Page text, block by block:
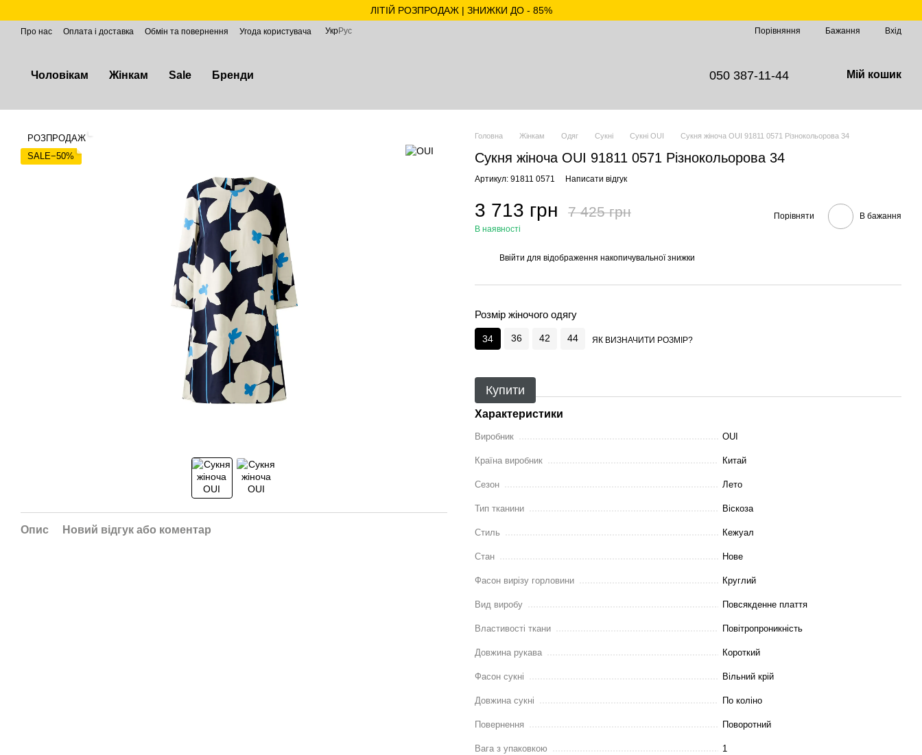
ЛІТІЙ РОЗПРОДАЖ | ЗНИЖКИ ДО - 85%
Про нас Оплата і доставка Обмін та повернення Угода користувача УкрРус Порівняння Бажання Вхід
Чоловікам Жінкам Sale Бренди 050 387-11-44 Мій кошик
РОЗПРОДАЖ
SALE−50%
Опис Новий відгук або коментар
Головна Жінкам Одяг Сукні Сукні OUI Сукня жіноча OUI 91811 0571 Різнокольорова 34
Сукня жіноча OUI 91811 0571 Різнокольорова 34
Артикул: 91811 0571 Написати відгук
3 713 грн 7 425 грн
В наявності
Порівняти В бажання
Ввійти для відображення накопичувальної знижки
Розмір жіночого одягу
34 36 42 44 ЯК ВИЗНАЧИТИ РОЗМІР?
Купити
Характеристики
Виробник OUI
Країна виробник Китай
Сезон Лето
Тип тканини Віскоза
Стиль Кежуал
Стан Нове
Фасон вирізу горловини Круглий
Вид виробу Повсякденне плаття
Властивості ткани Повітропроникність
Довжина рукава Короткий
Фасон сукні Вільний крій
Довжина сукні По коліно
Повернення Поворотний
Вага з упаковкою 1